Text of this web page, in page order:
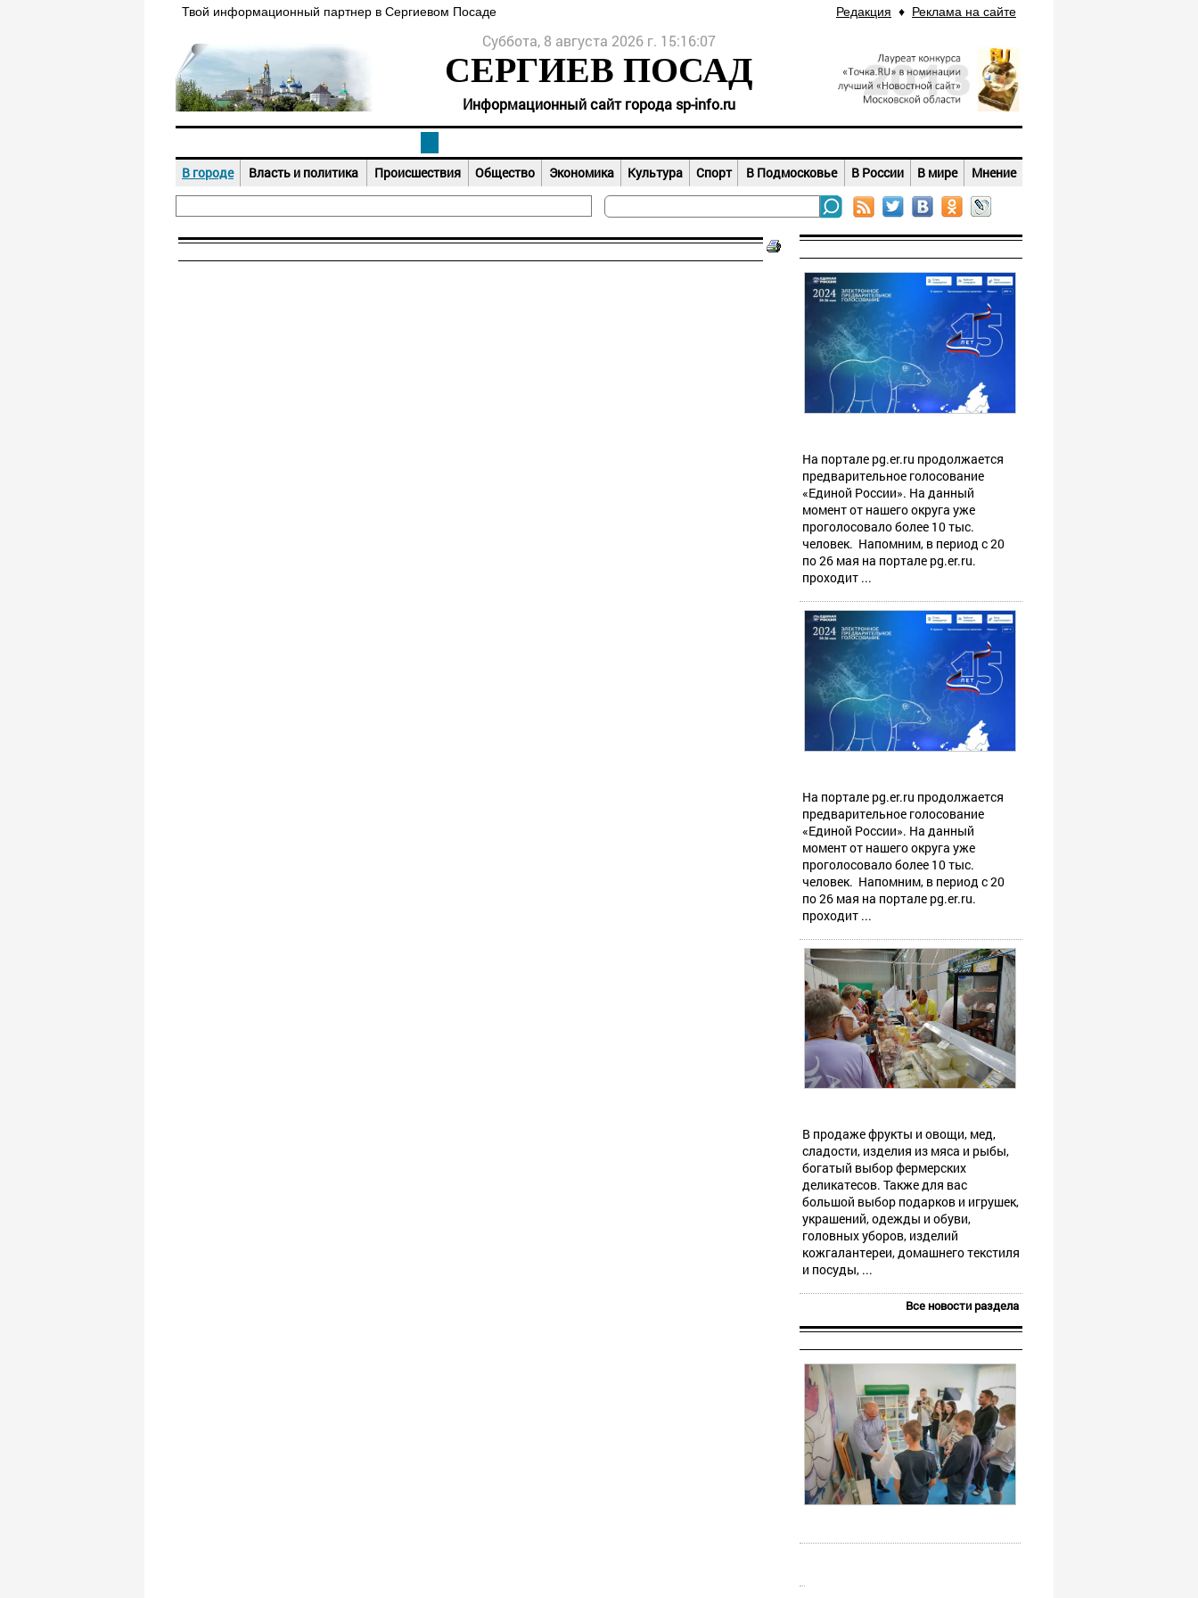
Твой информационный партнер в Сергиевом Посаде Редакция ♦ Реклама на сайте
Суббота, 8 августа 2026 г. 15:16:07
СЕРГИЕВ ПОСАД
Информационный сайт города sp-info.ru
В городе Власть и политика Происшествия Общество Экономика Культура Спорт В Подмосковье В России В мире Мнение
На портале pg.er.ru продолжается
предварительное голосование
«Единой России». На данный
момент от нашего округа уже
проголосовало более 10 тыс.
человек. Напомним, в период с 20
по 26 мая на портале pg.er.ru.
проходит ...
На портале pg.er.ru продолжается
предварительное голосование
«Единой России». На данный
момент от нашего округа уже
проголосовало более 10 тыс.
человек. Напомним, в период с 20
по 26 мая на портале pg.er.ru.
проходит ...
В продаже фрукты и овощи, мед,
сладости, изделия из мяса и рыбы,
богатый выбор фермерских
деликатесов. Также для вас
большой выбор подарков и игрушек,
украшений, одежды и обуви,
головных уборов, изделий
кожгалантереи, домашнего текстиля
и посуды, ...
Все новости раздела